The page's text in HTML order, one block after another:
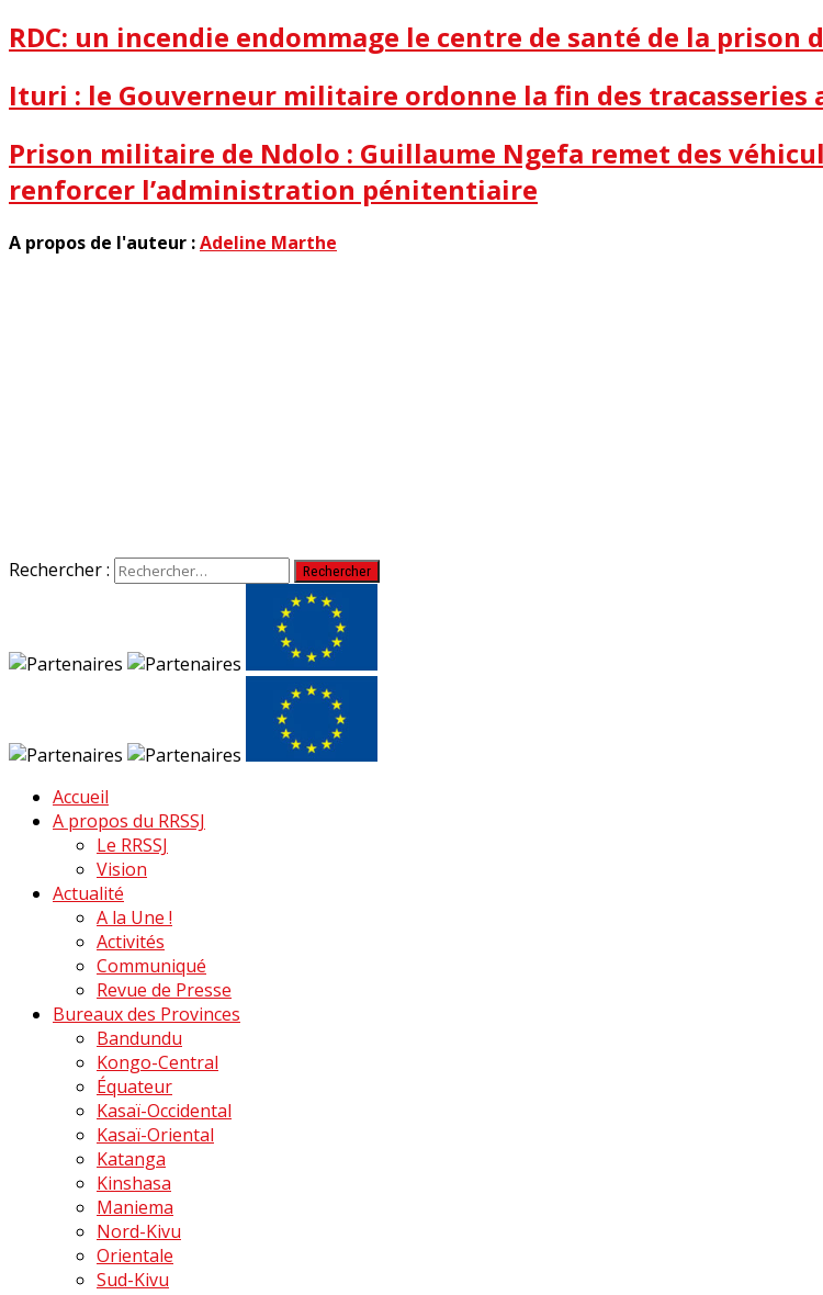
RDC: un incendie endommage le centre de santé de la prison
Ituri : le Gouverneur militaire ordonne la fin des tracasseries
Prison militaire de Ndolo : Guillaume Ngefa remet des
renforcer l’administration pénitentiaire
A propos de l'auteur :Adeline Marthe
Rechercher :
Accueil
A propos du RRSSJ
Le RRSSJ
Vision
Actualité
A la Une !
Activités
Communiqué
Revue de Presse
Bureaux des Provinces
Bandundu
Kongo-Central
Équateur
Kasaï-Occidental
Kasaï-Oriental
Katanga
Kinshasa
Maniema
Nord-Kivu
Orientale
Sud-Kivu